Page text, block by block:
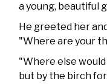
a young, beautiful
He greeted her
"Where are your
"Where else
but by the birch